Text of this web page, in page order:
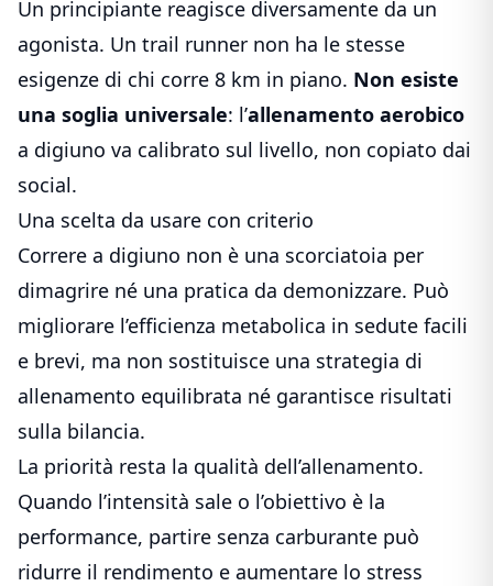
Un principiante reagisce diversamente da un
agonista. Un trail runner non ha le stesse
esigenze di chi corre 8 km in piano. Non esiste
una soglia universale: l’allenamento aerobico
a digiuno va calibrato sul livello, non copiato dai
social.
Una scelta da usare con criterio
Correre a digiuno non è una scorciatoia per
dimagrire né una pratica da demonizzare. Può
migliorare l’efficienza metabolica in sedute facili
e brevi, ma non sostituisce una strategia di
allenamento equilibrata né garantisce risultati
sulla bilancia.
La priorità resta la qualità dell’allenamento.
Quando l’intensità sale o l’obiettivo è la
performance, partire senza carburante può
ridurre il rendimento e aumentare lo stress